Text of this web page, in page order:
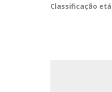
Classificação